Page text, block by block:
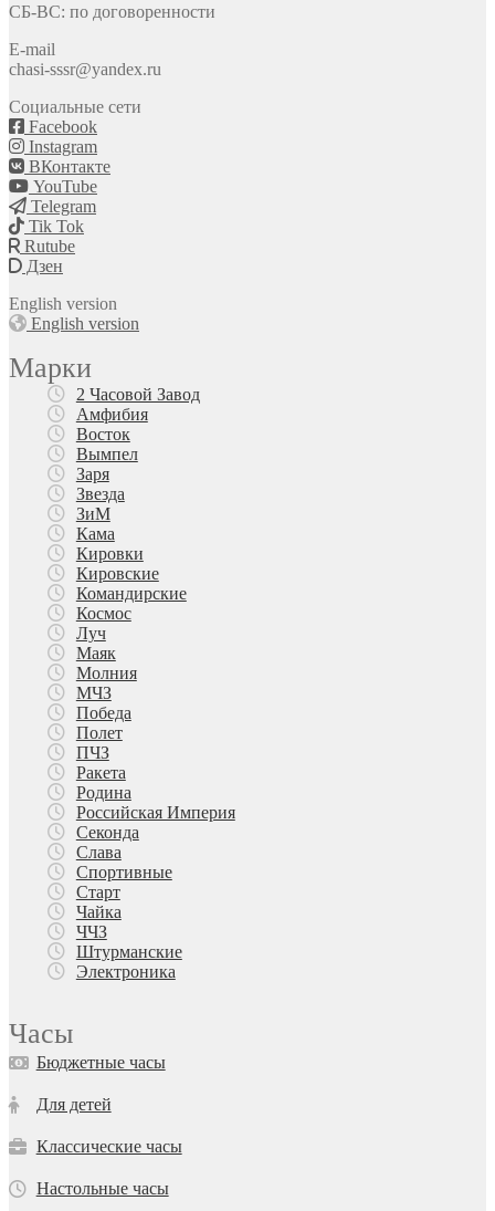
СБ-ВС: по договоренности
E-mail
chasi-sssr@yandex.ru
Социальные сети
Facebook
Instagram
ВКонтакте
YouTube
Telegram
Tik Tok
Rutube
Дзен
English version
English version
Марки
2 Часовой Завод
Амфибия
Восток
Вымпел
Заря
Звезда
ЗиМ
Кама
Кировки
Кировские
Командирские
Космос
Луч
Маяк
Молния
МЧЗ
Победа
Полет
ПЧЗ
Ракета
Родина
Российская Империя
Секонда
Слава
Спортивные
Старт
Чайка
ЧЧЗ
Штурманские
Электроника
Часы
Бюджетные часы
Для детей
Классические часы
Настольные часы